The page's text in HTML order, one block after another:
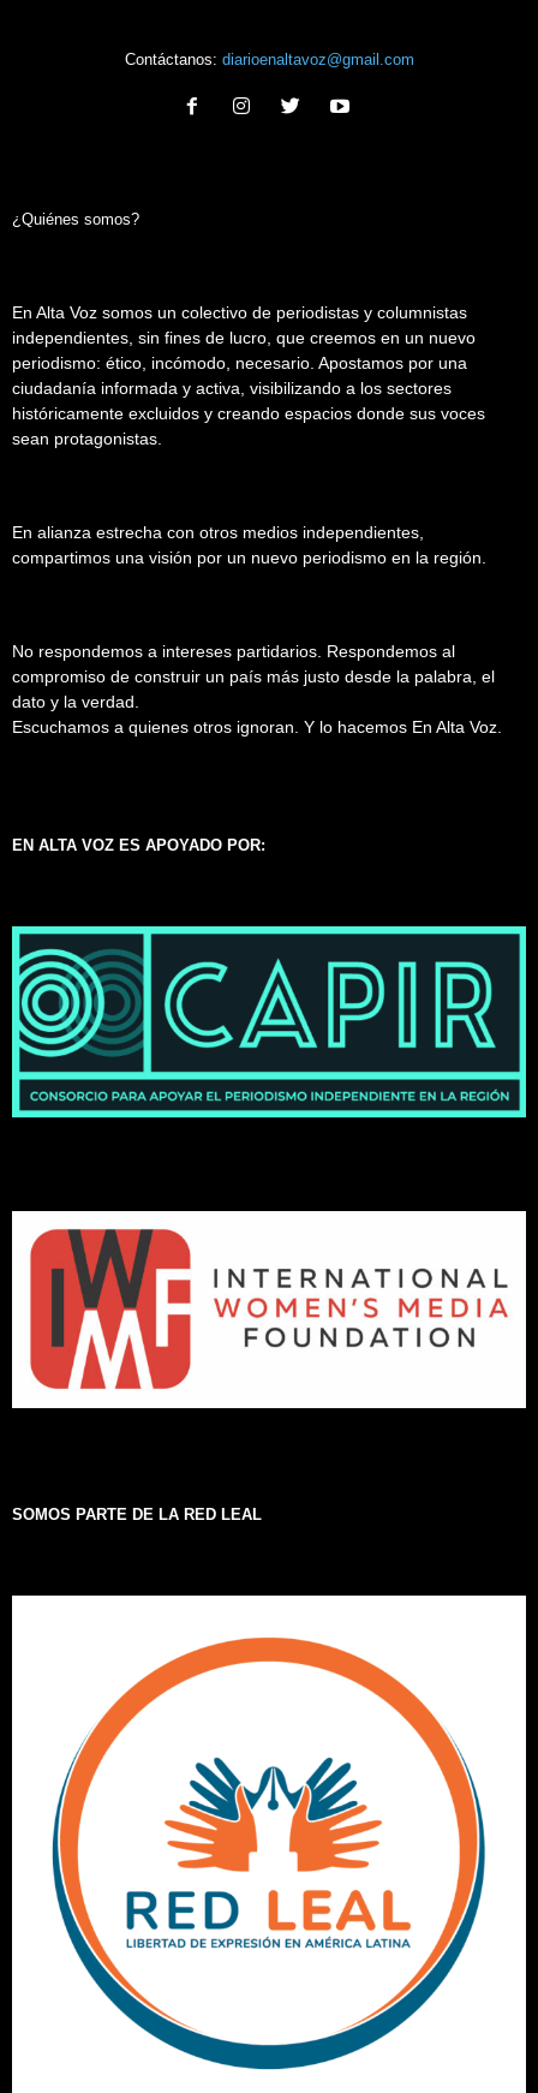
Contáctanos: diarioenaltavoz@gmail.com
¿Quiénes somos?
En Alta Voz somos un colectivo de periodistas y columnistas
independientes, sin fines de lucro, que creemos en un nuevo
periodismo: ético, incómodo, necesario. Apostamos por una
ciudadanía informada y activa, visibilizando a los sectores
históricamente excluidos y creando espacios donde sus voces
sean protagonistas.
En alianza estrecha con otros medios independientes,
compartimos una visión por un nuevo periodismo en la región.
No respondemos a intereses partidarios. Respondemos al
compromiso de construir un país más justo desde la palabra, el
dato y la verdad.
Escuchamos a quienes otros ignoran. Y lo hacemos En Alta Voz.
EN ALTA VOZ ES APOYADO POR:
SOMOS PARTE DE LA RED LEAL